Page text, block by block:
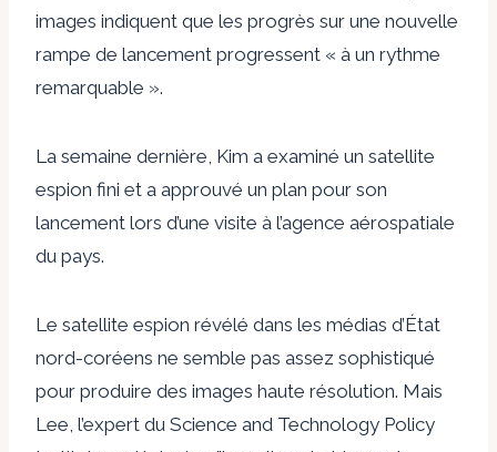
images indiquent que les progrès sur une nouvelle
rampe de lancement progressent « à un rythme
remarquable ».
La semaine dernière, Kim a examiné un satellite
espion fini et a approuvé un plan pour son
lancement lors d’une visite à l’agence aérospatiale
du pays.
Le satellite espion révélé dans les médias d’État
nord-coréens ne semble pas assez sophistiqué
pour produire des images haute résolution. Mais
Lee, l’expert du Science and Technology Policy